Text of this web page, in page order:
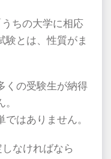
ちの大学に相応
験とは、性質がま
くの受験生が納得
はありません。
なければなら